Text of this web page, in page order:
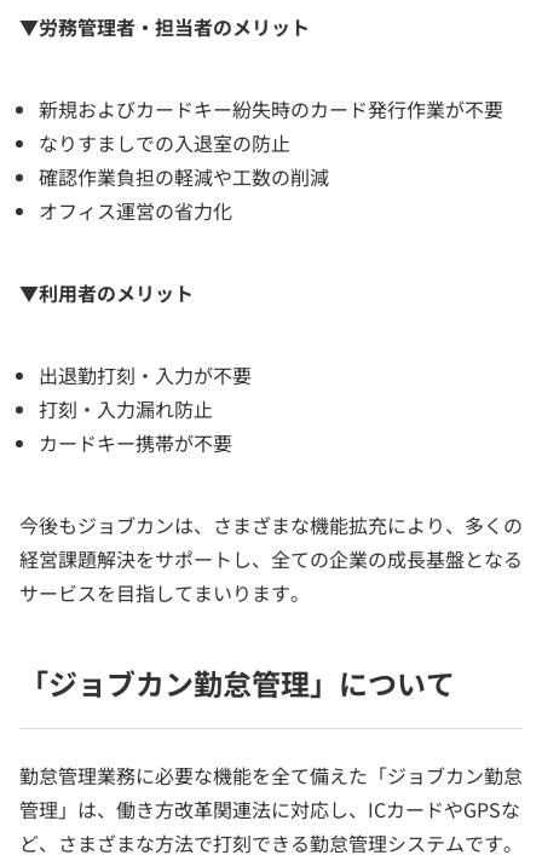
▼労務管理者・担当者のメリット
新規およびカードキー紛失時のカード発行作業が不要
なりすましでの入退室の防止
確認作業負担の軽減や工数の削減
オフィス運営の省力化
▼利用者のメリット
出退勤打刻・入力が不要
打刻・入力漏れ防止
カードキー携帯が不要
今後もジョブカンは、さまざまな機能拡充により、多くの
経営課題解決をサポートし、全ての企業の成長基盤となる
サービスを目指してまいります。
「ジョブカン勤怠管理」について
勤怠管理業務に必要な機能を全て備えた「ジョブカン勤怠
管理」は、働き方改革関連法に対応し、ICカードやGPSな
ど、さまざまな方法で打刻できる勤怠管理システムです。